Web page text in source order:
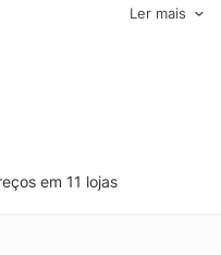
em casa. Feita em
para uma silhueta
pele, o que faz dela uma
A gola careca oferece
dá uma
icônicos da marca
Ler mais
em 11 lojas